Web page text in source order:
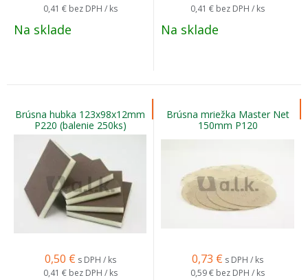
0,41 € bez DPH / ks
Na sklade
0,41 € bez DPH / ks
Na sklade
Brúsna hubka 123x98x12mm
P220 (balenie 250ks)
0,50 € s DPH / ks
0,41 € bez DPH / ks
Brúsna mriežka Master Net
150mm P120
0,73 € s DPH / ks
0,59 € bez DPH / ks